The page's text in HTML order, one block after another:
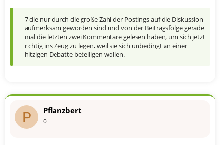
7 die nur durch die große Zahl der Postings auf die Diskussion
aufmerksam geworden sind und von der Beitragsfolge gerade
mal die letzten zwei Kommentare gelesen haben, um sich jetzt
richtig ins Zeug zu legen, weil sie sich unbedingt an einer
hitzigen Debatte beteiligen wollen.
P Pflanzbert
0